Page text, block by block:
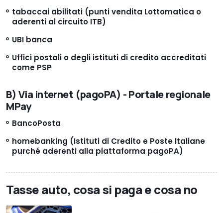
tabaccai abilitati (punti vendita Lottomatica o
aderenti al circuito ITB)
UBI banca
Uffici postali o degli istituti di credito accreditati
come PSP
B) Via internet (pagoPA) - Portale regionale
MPay
BancoPosta
homebanking (Istituti di Credito e Poste Italiane
purché aderenti alla piattaforma pagoPA)
Tasse auto, cosa si paga e cosa no